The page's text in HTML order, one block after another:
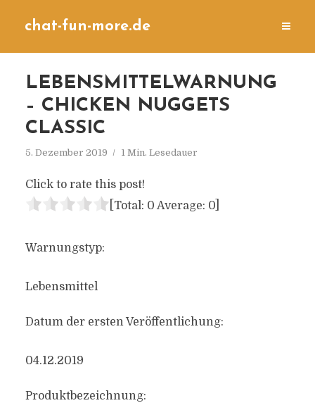
chat-fun-more.de
LEBENSMITTELWARNUNG
– CHICKEN NUGGETS
CLASSIC
5. Dezember 2019 1 Min. Lesedauer
Click to rate this post!
[Total: 0 Average: 0]
Warnungstyp:
Lebensmittel
Datum der ersten Veröffentlichung:
04.12.2019
Produktbezeichnung: